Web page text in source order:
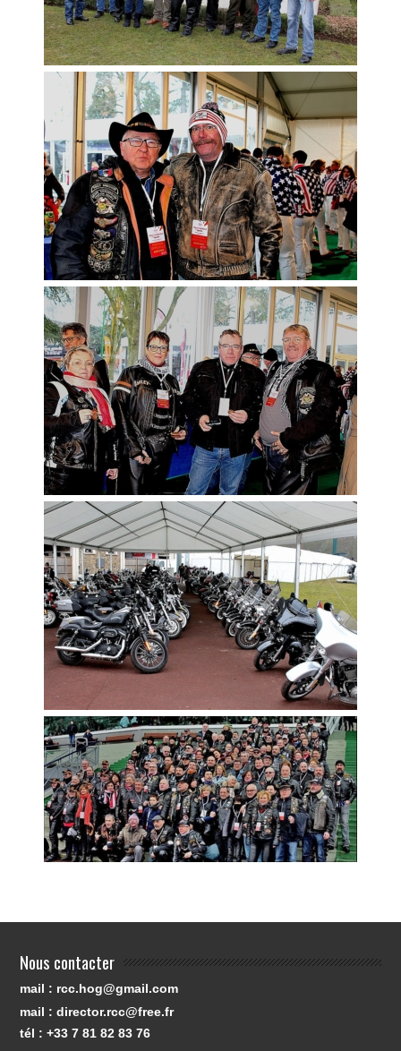
Nous contacter
mail : rcc.hog@gmail.com
mail : director.rcc@free.fr
tél : +33 7 81 82 83 76